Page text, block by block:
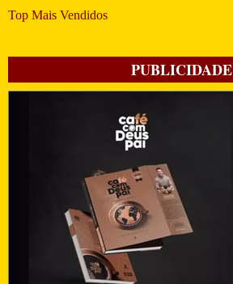
Top Mais Vendidos
PUBLICIDADE